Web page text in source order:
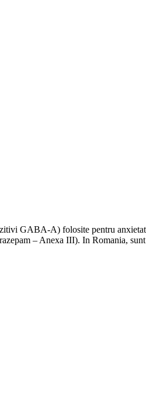
GABA-A) folosite pentru
– Anexa III). In Romania, sunt